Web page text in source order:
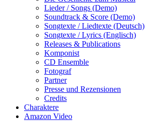
Lieder / Songs (Demo)
Soundtrack & Score (Demo)
Songtexte / Liedtexte (Deutsch)
Songtexte / Lyrics (Englisch)
Releases & Publications
Komponist
CD Ensemble
Fotograf
Partner
Presse und Rezensionen
Credits
Charaktere
Amazon Video